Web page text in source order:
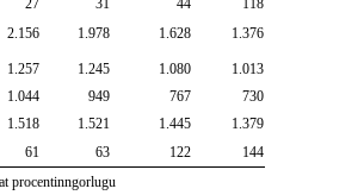
27 31 44
118
2.156 1.978 1.628
1.376
1.257 1.245 1.080
1.013
1.044 949 767
730
1.518 1.521 1.445
1.379
61 63 122
144
procentinngorlugu